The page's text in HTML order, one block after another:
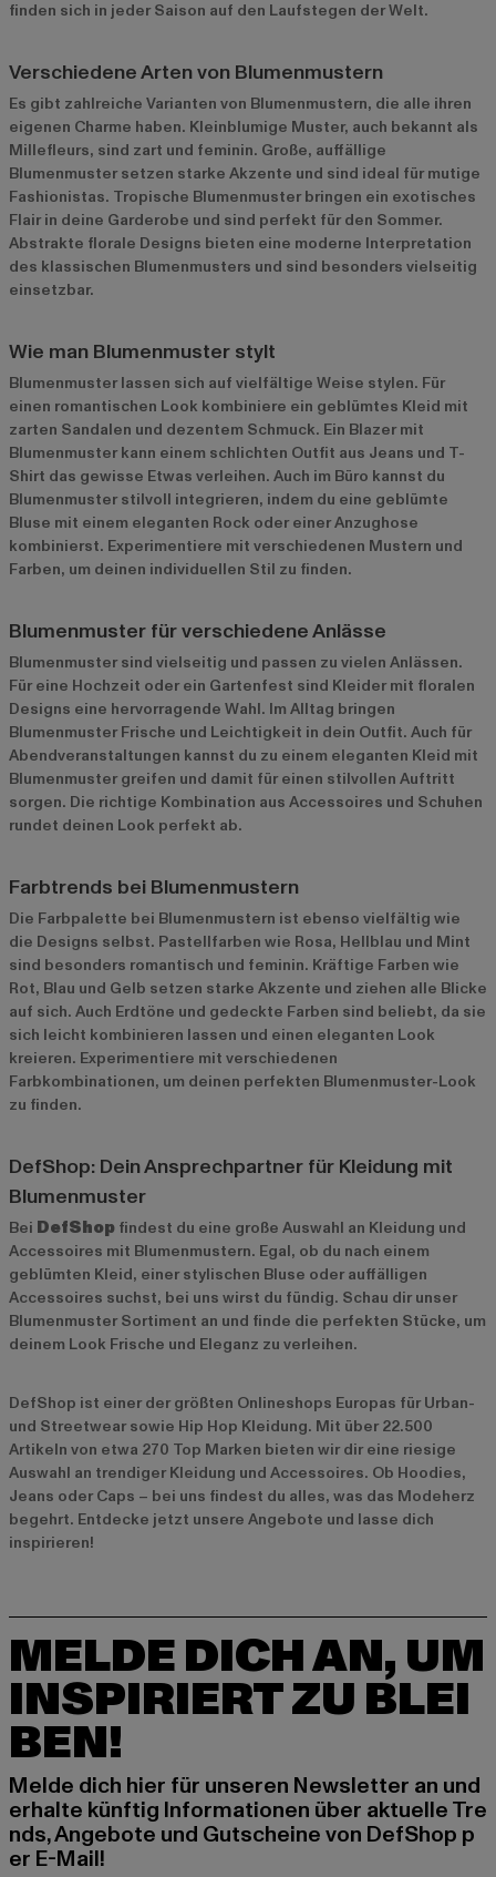
finden sich in jeder Saison auf den Laufstegen der Welt.
Verschiedene Arten von Blumenmustern
Es gibt zahlreiche Varianten von Blumenmustern, die alle ihren
eigenen Charme haben. Kleinblumige Muster, auch bekannt als
Millefleurs, sind zart und feminin. Große, auffällige
Blumenmuster setzen starke Akzente und sind ideal für mutige
Fashionistas. Tropische Blumenmuster bringen ein exotisches
Flair in deine Garderobe und sind perfekt für den Sommer.
Abstrakte florale Designs bieten eine moderne Interpretation
des klassischen Blumenmusters und sind besonders vielseitig
einsetzbar.
Wie man Blumenmuster stylt
Blumenmuster lassen sich auf vielfältige Weise stylen. Für
einen romantischen Look kombiniere ein geblümtes Kleid mit
zarten Sandalen und dezentem Schmuck. Ein Blazer mit
Blumenmuster kann einem schlichten Outfit aus Jeans und T-
Shirt das gewisse Etwas verleihen. Auch im Büro kannst du
Blumenmuster stilvoll integrieren, indem du eine geblümte
Bluse mit einem eleganten Rock oder einer Anzughose
kombinierst. Experimentiere mit verschiedenen Mustern und
Farben, um deinen individuellen Stil zu finden.
Blumenmuster für verschiedene Anlässe
Blumenmuster sind vielseitig und passen zu vielen Anlässen.
Für eine Hochzeit oder ein Gartenfest sind Kleider mit floralen
Designs eine hervorragende Wahl. Im Alltag bringen
Blumenmuster Frische und Leichtigkeit in dein Outfit. Auch für
Abendveranstaltungen kannst du zu einem eleganten Kleid mit
Blumenmuster greifen und damit für einen stilvollen Auftritt
sorgen. Die richtige Kombination aus Accessoires und Schuhen
rundet deinen Look perfekt ab.
Farbtrends bei Blumenmustern
Die Farbpalette bei Blumenmustern ist ebenso vielfältig wie
die Designs selbst. Pastellfarben wie Rosa, Hellblau und Mint
sind besonders romantisch und feminin. Kräftige Farben wie
Rot, Blau und Gelb setzen starke Akzente und ziehen alle Blicke
auf sich. Auch Erdtöne und gedeckte Farben sind beliebt, da sie
sich leicht kombinieren lassen und einen eleganten Look
kreieren. Experimentiere mit verschiedenen
Farbkombinationen, um deinen perfekten Blumenmuster-Look
zu finden.
DefShop: Dein Ansprechpartner für Kleidung mit
Blumenmuster
Bei DefShop findest du eine große Auswahl an Kleidung und
Accessoires mit Blumenmustern. Egal, ob du nach einem
geblümten Kleid, einer stylischen Bluse oder auffälligen
Accessoires suchst, bei uns wirst du fündig. Schau dir unser
Blumenmuster Sortiment an und finde die perfekten Stücke, um
deinem Look Frische und Eleganz zu verleihen.
DefShop ist einer der größten Onlineshops Europas für Urban-
und Streetwear sowie Hip Hop Kleidung. Mit über 22.500
Artikeln von etwa 270 Top Marken bieten wir dir eine riesige
Auswahl an trendiger Kleidung und Accessoires. Ob Hoodies,
Jeans oder Caps – bei uns findest du alles, was das Modeherz
begehrt. Entdecke jetzt unsere Angebote und lasse dich
inspirieren!
MELDE DICH AN, UM
INSPIRIERT ZU BLEI
BEN!
Melde dich hier für unseren Newsletter an und
erhalte künftig Informationen über aktuelle Tre
nds, Angebote und Gutscheine von DefShop p
er E-Mail!